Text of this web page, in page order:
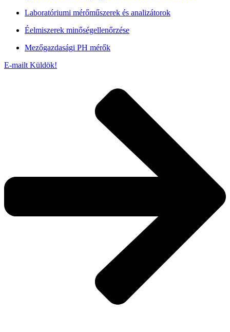
Laboratóriumi mérőműszerek és analizátorok
Éelmiszerek minőségellenőrzése
Mezőgazdasági PH mérők
E-mailt Küldök!